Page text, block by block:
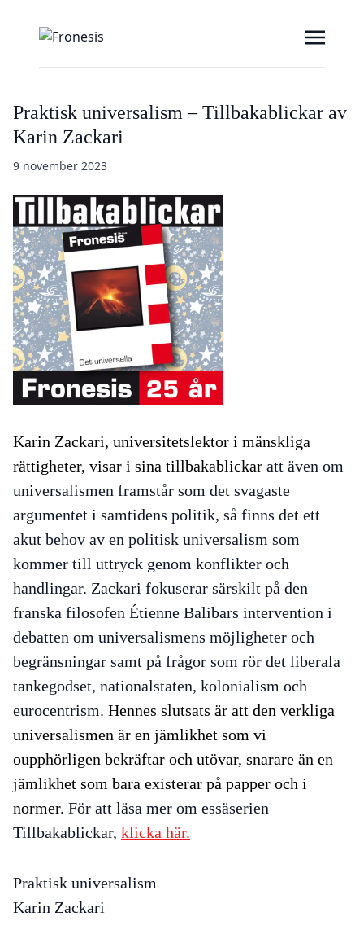
Praktisk universalism – Tillbakablickar av
Karin Zackari
9 november 2023
Karin Zackari, universitetslektor i mänskliga
rättigheter, visar i sina tillbakablickar att även om
universalismen framstår som det svagaste
argumentet i samtidens politik, så finns det ett
akut behov av en politisk universalism som
kommer till uttryck genom konflikter och
handlingar. Zackari fokuserar särskilt på den
franska filosofen Étienne Balibars intervention i
debatten om universalismens möjligheter och
begränsningar samt på frågor som rör det liberala
tankegodset, nationalstaten, kolonialism och
eurocentrism. Hennes slutsats är att den verkliga
universalismen är en jämlikhet som vi
oupphörligen bekräftar och utövar, snarare än en
jämlikhet som bara existerar på papper och i
normer. För att läsa mer om essäserien
Tillbakablickar, klicka här.
Praktisk universalism
Karin Zackari